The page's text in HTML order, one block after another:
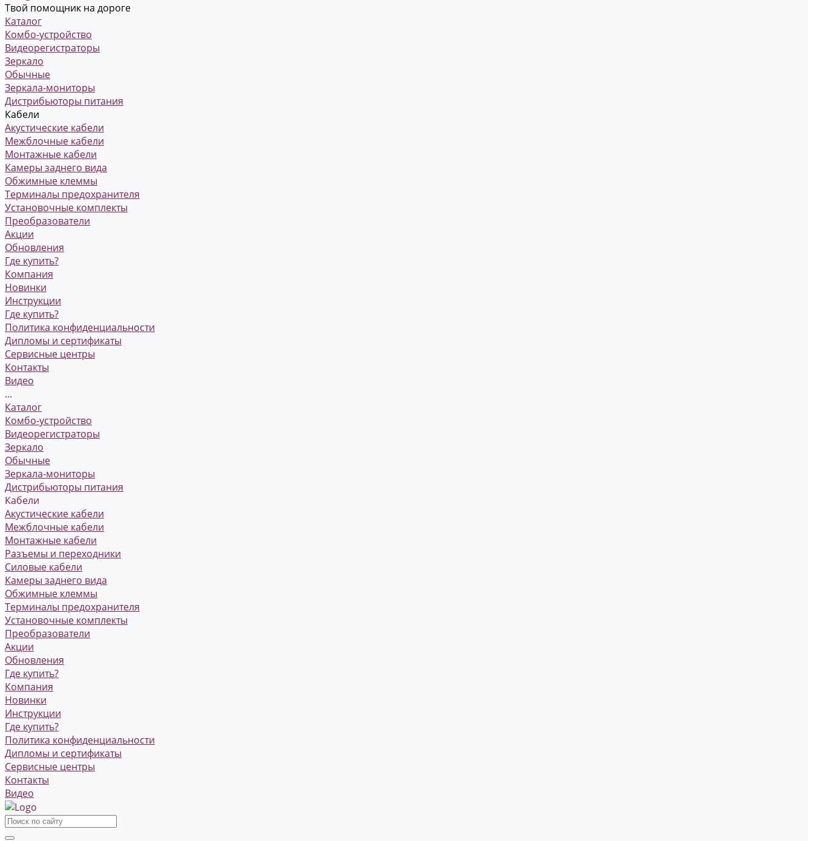
Твой помощник на дороге
Каталог
Комбо-устройство
Видеорегистраторы
Зеркало
Обычные
Зеркала-мониторы
Дистрибьюторы питания
Кабели
Акустические кабели
Межблочные кабели
Монтажные кабели
Камеры заднего вида
Обжимные клеммы
Терминалы предохранителя
Установочные комплекты
Преобразователи
Акции
Обновления
Где купить?
Компания
Новинки
Инструкции
Где купить?
Политика конфиденциальности
Дипломы и сертификаты
Сервисные центры
Контакты
Видео
...
Каталог
Комбо-устройство
Видеорегистраторы
Зеркало
Обычные
Зеркала-мониторы
Дистрибьюторы питания
Кабели
Акустические кабели
Межблочные кабели
Монтажные кабели
Разъемы и переходники
Силовые кабели
Камеры заднего вида
Обжимные клеммы
Терминалы предохранителя
Установочные комплекты
Преобразователи
Акции
Обновления
Где купить?
Компания
Новинки
Инструкции
Где купить?
Политика конфиденциальности
Дипломы и сертификаты
Сервисные центры
Контакты
Видео